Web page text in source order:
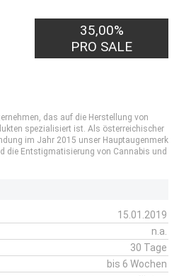
35,00%
PRO SALE
das auf die Herstellung von
spezialisiert ist. Als österreichischer
im Jahr 2015 unser Hauptaugenmerk
die Entstigmatisierung von Cannabis und
15.01.2019
n.a.
30 Tage
bis 6 Wochen